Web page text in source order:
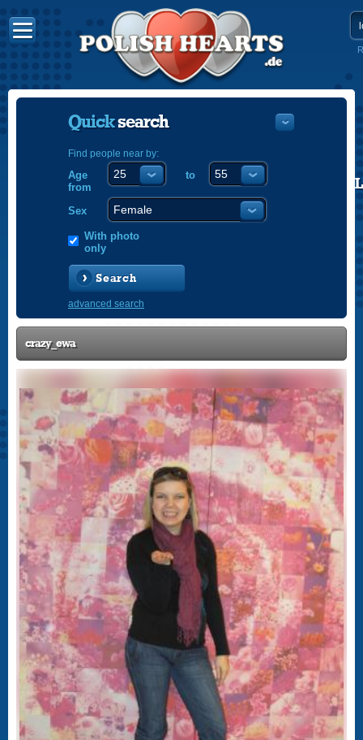
Quicksearch
Find people near by:
Age
from
to
Sex
With photo
only
Search
advanced search
crazy_ewa